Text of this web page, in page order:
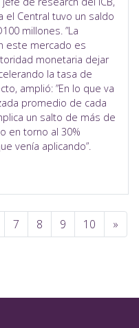
el Central tuvo un saldo
millones. ”La
este mercado es
monetaria dejar
la tasa de
amplió: ”En lo que va
promedio de cada
un salto de más de
en torno al 30%
venía aplicando”.
7 8 9 10 »